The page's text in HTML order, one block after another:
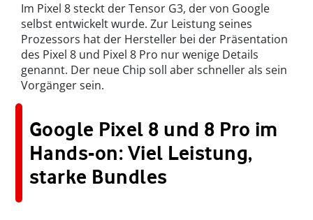
Im Pixel 8 steckt der Tensor G3, der von Google
selbst entwickelt wurde. Zur Leistung seines
Prozessors hat der Hersteller bei der Präsentation
des Pixel 8 und Pixel 8 Pro nur wenige Details
genannt. Der neue Chip soll aber schneller als sein
Vorgänger sein.
Google Pixel 8 und 8 Pro im
Hands-on: Viel Leistung,
starke Bundles